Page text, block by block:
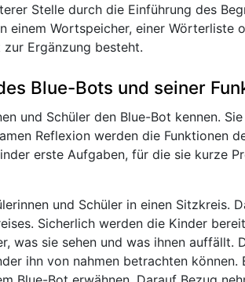
Stelle durch die Einführung des
einem Wortspeicher, einer
Ergänzung besteht.
Blue-Bots und seiner
und Schüler den Blue-Bot kennen.
Reflexion werden die Funktionen
erste Aufgaben, für die sie kurze
und Schüler in einen Sitzkreis.
Sicherlich werden die Kinder
was sie sehen und was ihnen auffällt.
ihn von nahmen betrachten